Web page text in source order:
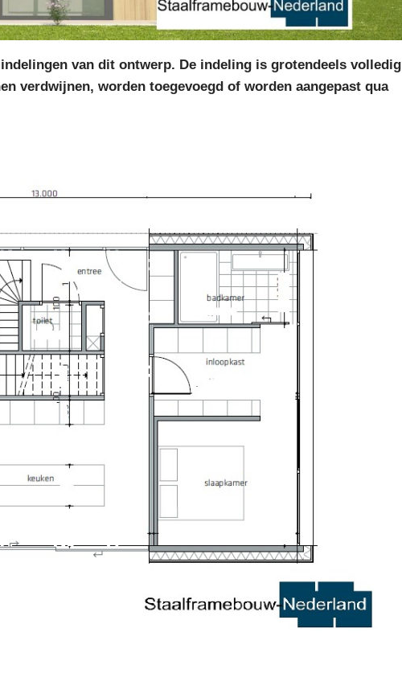
van dit ontwerp. De indeling is grotendeels volledig
verdwijnen, worden toegevoegd of worden aangepast qua